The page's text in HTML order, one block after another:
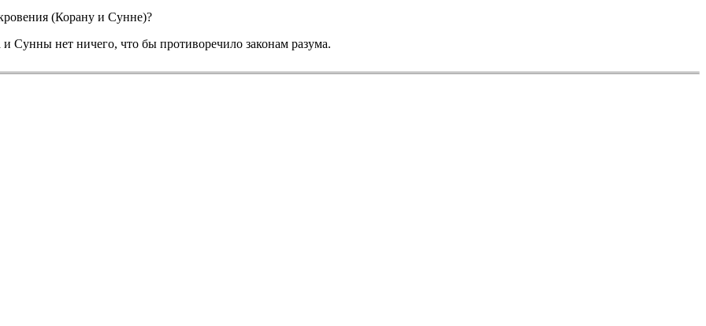
(Корану и Сунне)?
Сунны нет ничего, что бы противоречило законам разума.